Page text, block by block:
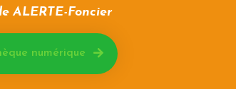
ALERTE-Foncier
numérique